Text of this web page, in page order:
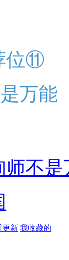
位⑪
万能
师不
更新 我收藏的